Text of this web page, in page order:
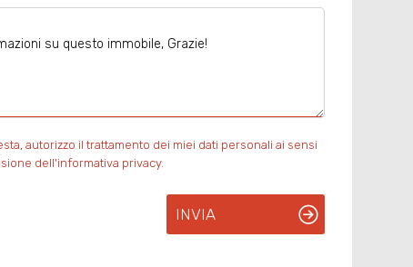
autorizzo il trattamento dei miei dati personali ai sensi
dell'informativa privacy.
INVIA